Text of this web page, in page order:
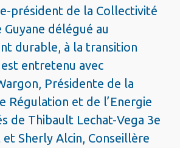
président de la Collectivité
délégué au
durable, à la transition
entretenu avec
Présidente de la
Régulation et de l’Energie
de Thibault Lechat-Vega 3e
Sherly Alcin, Conseillère